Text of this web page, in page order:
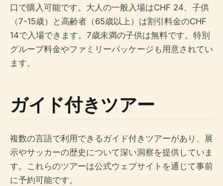
口で購入可能です。大人の一般入場はCHF 24、子供
（7-15歳）と高齢者（65歳以上）は割引料金のCHF
14で入場できます。7歳未満の子供は無料です。特別
グループ料金やファミリーパッケージも用意されてい
ます。
ガイド付きツアー
複数の言語で利用できるガイド付きツアーがあり、展
示やサッカーの歴史について深い洞察を提供していま
す。これらのツアーは公式ウェブサイトを通じて事前
に予約可能です。